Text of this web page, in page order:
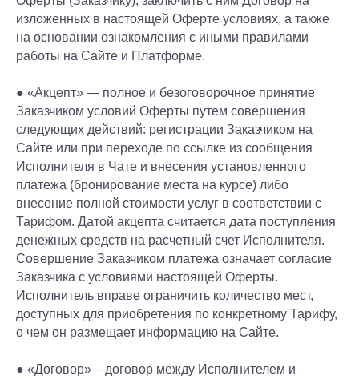
изложенных в настоящей Оферте условиях, а также
на основании ознакомления с иными правилами
работы на Сайте и Платформе.
● «Акцепт» — полное и безоговорочное принятие
Заказчиком условий Оферты путем совершения
следующих действий: регистрации Заказчиком на
Сайте или при переходе по ссылке из сообщения
Исполнителя в Чате и внесения установленного
платежа (бронирование места на курсе) либо
внесение полной стоимости услуг в соответствии с
Тарифом. Датой акцепта считается дата поступления
денежных средств на расчетный счет Исполнителя.
Совершение Заказчиком платежа означает согласие
Заказчика с условиями настоящей Оферты.
Исполнитель вправе ограничить количество мест,
доступных для приобретения по конкретному Тарифу,
о чем он размещает информацию на Сайте.
● «Договор» – договор между Исполнителем и